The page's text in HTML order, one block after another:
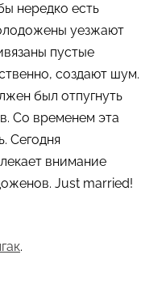
нередко есть
уезжают
пустые
создают шум.
был отпугнуть
Со временем эта
Сегодня
внимание
Just married!
.